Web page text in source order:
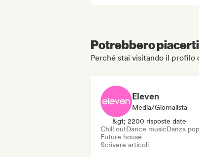
Potrebbero
Perché stai visitando il profilo
Eleven
Media/Giornalista
&gt; 2200 risposte date
Chill outDance musicDanza pop
Future house
Scrivere articoli